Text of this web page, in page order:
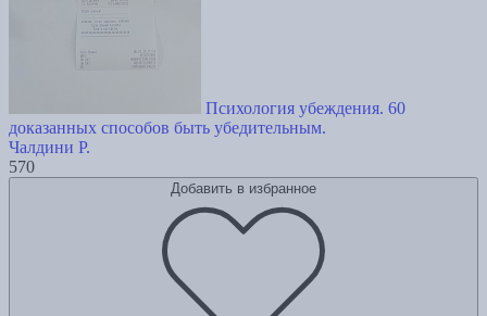
Психология убеждения. 60
доказанных способов быть убедительным.
Чалдини Р.
570
Добавить в избранное